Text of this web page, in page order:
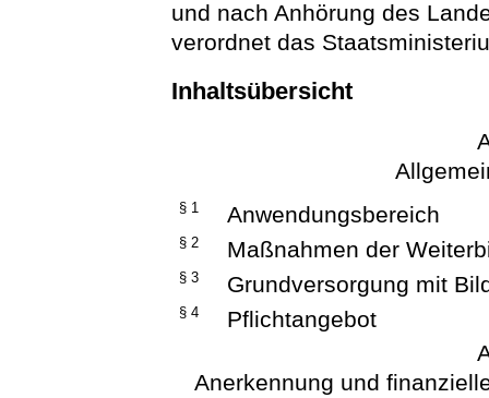
und nach Anhörung des
verordnet das
Inhaltsübersicht
§ 1 Anwendungsbereich
§ 2 Maßnahmen der
§ 3 Grundversorgung mit
§ 4
Pflichtangebot
Anerkennung und